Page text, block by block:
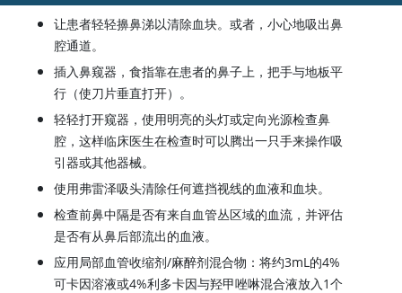
让患者轻轻擤鼻涕以清除血块。或者，小心地吸出鼻
腔通道。
插入鼻窥器，食指靠在患者的鼻子上，把手与地板平
行（使刀片垂直打开）。
轻轻打开窥器，使用明亮的头灯或定向光源检查鼻
腔，这样临床医生在检查时可以腾出一只手来操作吸
引器或其他器械。
使用弗雷泽吸头清除任何遮挡视线的血液和血块。
检查前鼻中隔是否有来自血管丛区域的血流，并评估
是否有从鼻后部流出的血液。
应用局部血管收缩剂/麻醉剂混合物：将约3mL的4%
可卡因溶液或4%利多卡因与羟甲唑啉混合液放入1个